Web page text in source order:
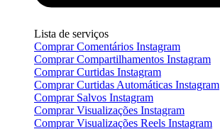
Lista de serviços
Comprar Comentários Instagram
Comprar Compartilhamentos Instagram
Comprar Curtidas Instagram
Comprar Curtidas Automáticas Instagram
Comprar Salvos Instagram
Comprar Visualizações Instagram
Comprar Visualizações Reels Instagram